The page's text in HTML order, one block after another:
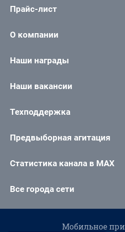
Прайс-лист
О компании
Наши награды
Наши вакансии
Техподдержка
Предвыборная агитация
Статистика канала в MAX
Все города сети
Мобильное